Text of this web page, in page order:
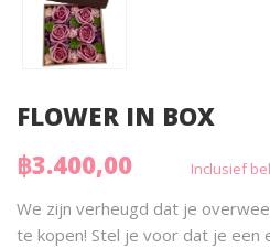
FLOWER IN BOX
฿3.400,00
Inclusief
We zijn verheugd dat je
te kopen! Stel je voor dat je een